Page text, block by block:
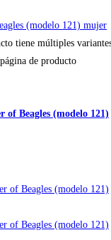
tiene múltiples
de producto
of Beagles (modelo 121)